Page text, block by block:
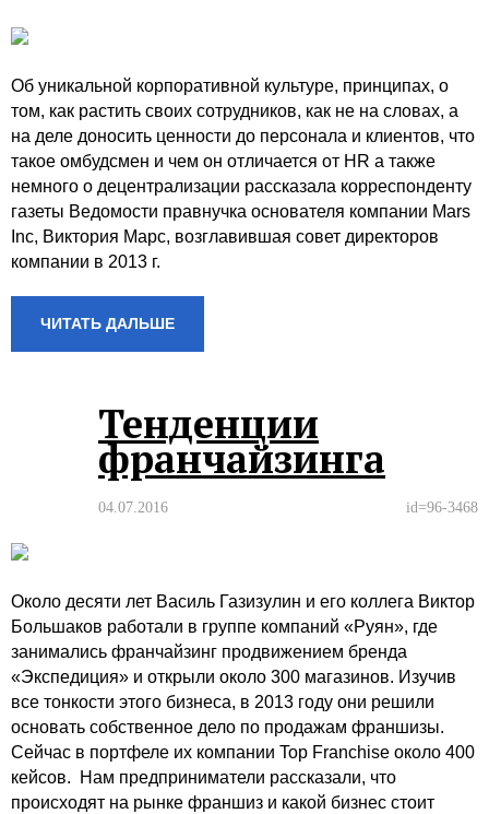
Об уникальной корпоративной культуре, принципах, о
том, как растить своих сотрудников, как не на словах, а
на деле доносить ценности до персонала и клиентов, что
такое омбудсмен и чем он отличается от HR а также
немного о децентрализации рассказала корреспонденту
газеты Ведомости правнучка основателя компании Mars
Inc, Виктория Марс, возглавившая совет директоров
компании в 2013 г.
ЧИТАТЬ ДАЛЬШЕ
Тенденции
франчайзинга
04.07.2016 id=96-3468
Около десяти лет Василь Газизулин и его коллега Виктор
Большаков работали в группе компаний «Руян», где
занимались франчайзинг продвижением бренда
«Экспедиция» и открыли около 300 магазинов. Изучив
все тонкости этого бизнеса, в 2013 году они решили
основать собственное дело по продажам франшизы.
Сейчас в портфеле их компании Top Franchise около 400
кейсов. Нам предприниматели рассказали, что
происходят на рынке франшиз и какой бизнес стоит